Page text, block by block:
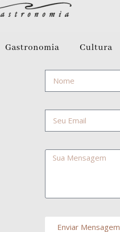
Gastronomia Cultura
Enviar Mensagem